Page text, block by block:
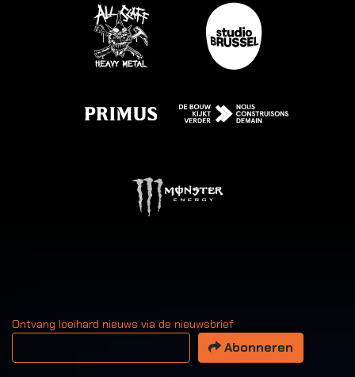
Ontvang loeihard nieuws via de nieuwsbrief
Uw email adres
Abonneren